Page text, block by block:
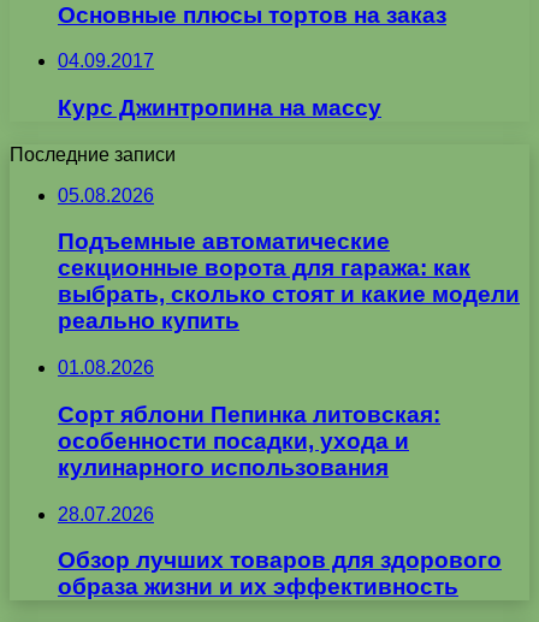
Основные плюсы тортов на заказ
04.09.2017
Курс Джинтропина на массу
Последние записи
05.08.2026
Подъемные автоматические
секционные ворота для гаража: как
выбрать, сколько стоят и какие модели
реально купить
01.08.2026
Сорт яблони Пепинка литовская:
особенности посадки, ухода и
кулинарного использования
28.07.2026
Обзор лучших товаров для здорового
образа жизни и их эффективность